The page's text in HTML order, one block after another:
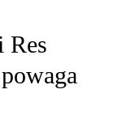
& konsulting
Res